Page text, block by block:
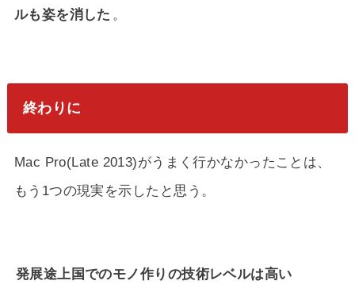
ルも姿を消した 。
終わりに
Mac Pro(Late 2013)がうまく行かなかったことは、
もう1つの現実を示したと思う。
発展途上国でのモノ作りの技術レベルは高い